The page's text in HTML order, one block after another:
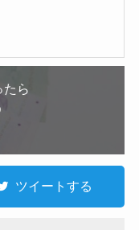
たら
ツイートする